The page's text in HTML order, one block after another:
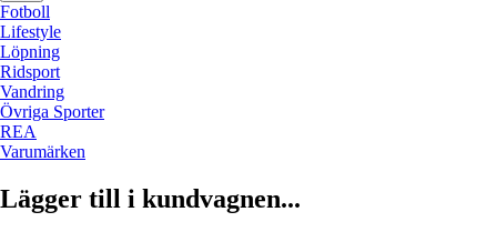
Fotboll
Lifestyle
Löpning
Ridsport
Vandring
Övriga Sporter
REA
Varumärken
Lägger till i kundvagnen...